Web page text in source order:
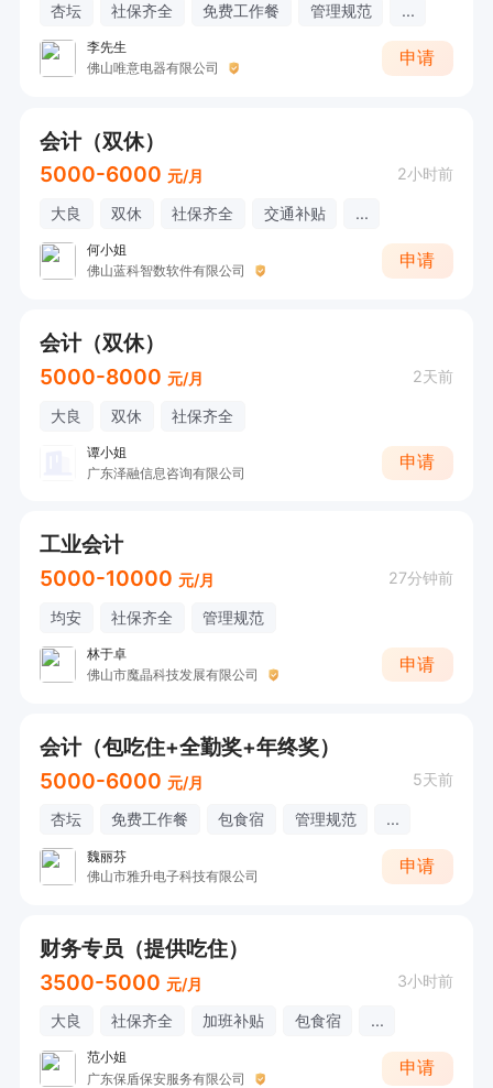
杏坛 社保齐全 免费工作餐 管理规范 ...
李先生
佛山唯意电器有限公司
申请
会计（双休）
5000-6000 元/月 2小时前
大良 双休 社保齐全 交通补贴 ...
何小姐
佛山蓝科智数软件有限公司
申请
会计（双休）
5000-8000 元/月 2天前
大良 双休 社保齐全
谭小姐
广东泽融信息咨询有限公司
申请
工业会计
5000-10000 元/月 27分钟前
均安 社保齐全 管理规范
林于卓
佛山市魔晶科技发展有限公司
申请
会计（包吃住+全勤奖+年终奖）
5000-6000 元/月 5天前
杏坛 免费工作餐 包食宿 管理规范 ...
魏丽芬
佛山市雅升电子科技有限公司
申请
财务专员（提供吃住）
3500-5000 元/月 3小时前
大良 社保齐全 加班补贴 包食宿 ...
范小姐
广东保盾保安服务有限公司
申请